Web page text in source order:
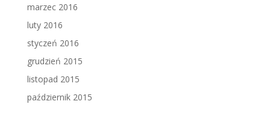
marzec 2016
luty 2016
styczeń 2016
grudzień 2015
listopad 2015
październik 2015